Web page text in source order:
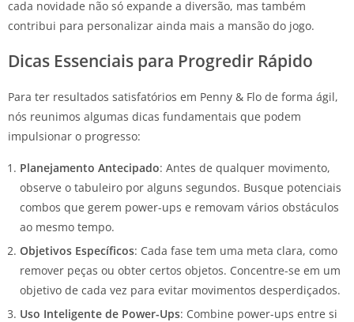
cada novidade não só expande a diversão, mas também
contribui para personalizar ainda mais a mansão do jogo.
Dicas Essenciais para Progredir Rápido
Para ter resultados satisfatórios em Penny & Flo de forma ágil,
nós reunimos algumas dicas fundamentais que podem
impulsionar o progresso:
Planejamento Antecipado: Antes de qualquer movimento,
observe o tabuleiro por alguns segundos. Busque potenciais
combos que gerem power-ups e removam vários obstáculos
ao mesmo tempo.
Objetivos Específicos: Cada fase tem uma meta clara, como
remover peças ou obter certos objetos. Concentre-se em um
objetivo de cada vez para evitar movimentos desperdiçados.
Uso Inteligente de Power-Ups: Combine power-ups entre si